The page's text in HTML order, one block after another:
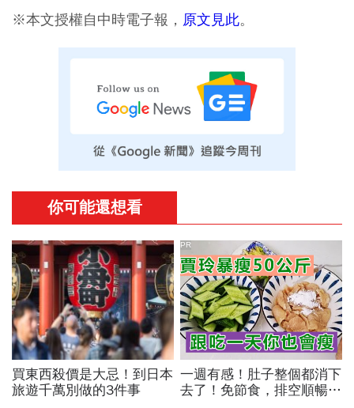
※本文授權自中時電子報， 原文見此。